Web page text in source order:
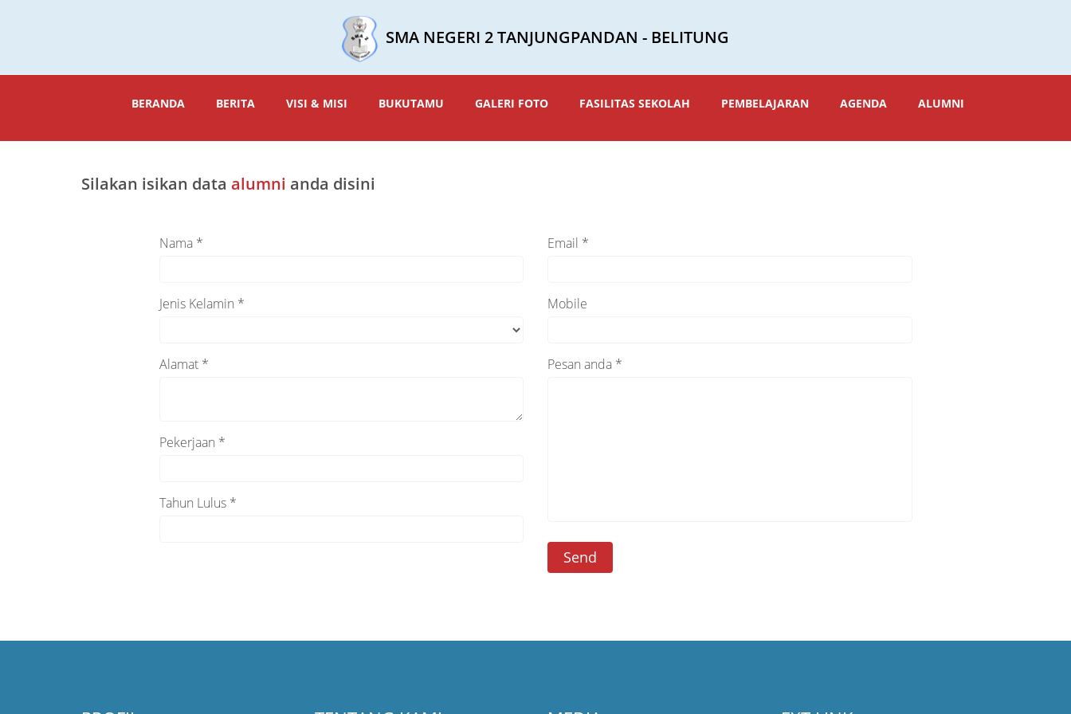
SMA NEGERI 2 TANJUNGPANDAN - BELITUNG
BERANDA BERITA VISI & MISI BUKUTAMU GALERI FOTO FASILITAS SEKOLAH PEMBELAJARAN AGENDA ALUMNI
Silakan isikan data alumni anda disini
Nama *
Jenis Kelamin *
Alamat *
Pekerjaan *
Tahun Lulus *
Email *
Mobile
Pesan anda *
Send